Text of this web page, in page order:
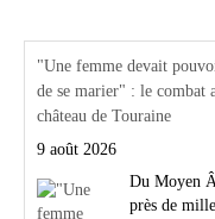
"Une femme devait
de se marier" : le combat
château de Touraine
9 août 2026
Du Moyen
près de